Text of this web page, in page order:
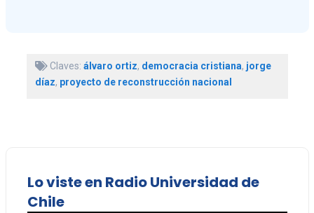
Claves: álvaro ortiz, democracia cristiana, jorge
díaz, proyecto de reconstrucción nacional
Lo viste en Radio Universidad de
Chile